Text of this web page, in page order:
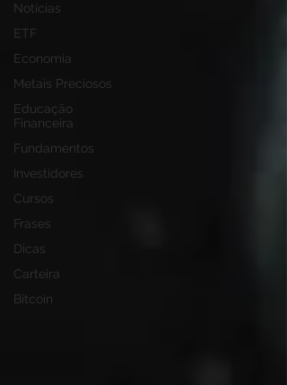
Notícias
ETF
Economia
Metais Preciosos
Educação
Financeira
Fundamentos
Investidores
Cursos
Frases
Dicas
Carteira
Bitcoin